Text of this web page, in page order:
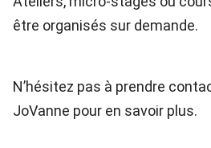
être organisés sur demande.
N’hésitez pas à prendre
JoVanne pour en savoir plus.